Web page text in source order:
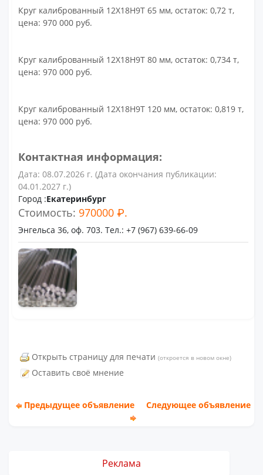
Круг калиброванный 12Х18Н9Т 65 мм, остаток: 0,72 т,
цена: 970 000 руб.
Круг калиброванный 12Х18Н9Т 80 мм, остаток: 0,734 т,
цена: 970 000 руб.
Круг калиброванный 12Х18Н9Т 120 мм, остаток: 0,819 т,
цена: 970 000 руб.
Контактная информация:
Дата: 08.07.2026 г. (Дата окончания публикации:
04.01.2027 г.)
Город :Екатеринбург
Стоимость: 970000 ₽.
Энгельса 36, оф. 703. Тел.: +7 (967) 639-66-09
Открыть страницу для печати (откроется в новом окне)
Оставить своё мнение
Предыдущее объявление Следующее объявление
Реклама